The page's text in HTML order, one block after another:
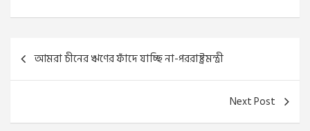
Post
navigation
আমরা চীনের ঋণের ফাঁদে যাচ্ছি না-পররাষ্ট্রমন্ত্রী
Next Post